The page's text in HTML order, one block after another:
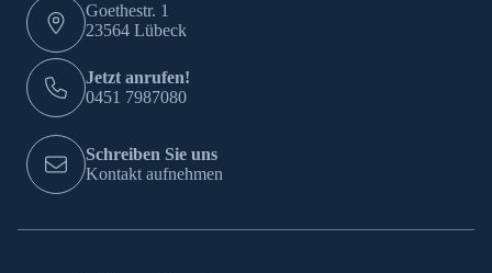
Goethestr. 1
23564 Lübeck
Jetzt anrufen!
0451 7987080
Schreiben Sie uns
Kontakt aufnehmen